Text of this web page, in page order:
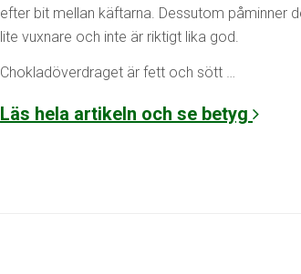
efter bit mellan käftarna. Dessutom påminner
lite vuxnare och inte är riktigt lika god.
Chokladöverdraget är fett och sött …
Läs hela artikeln och se betyg